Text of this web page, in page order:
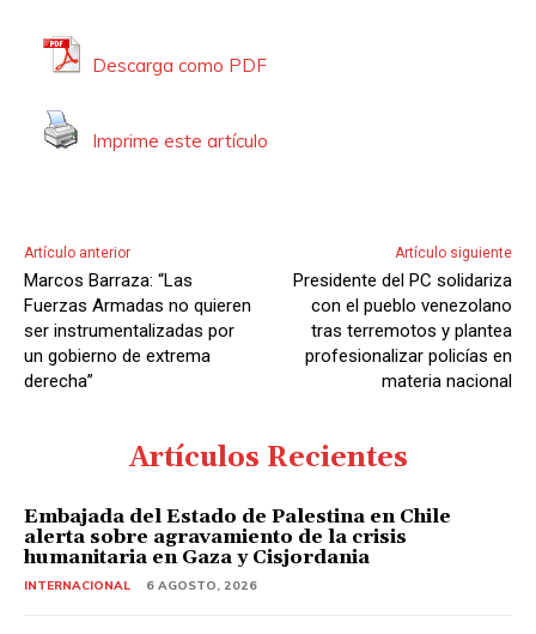
Descarga como PDF
Imprime este artículo
Artículo anterior
Marcos Barraza: “Las
Fuerzas Armadas no quieren
ser instrumentalizadas por
un gobierno de extrema
derecha”
Artículo siguiente
Presidente del PC solidariza
con el pueblo venezolano
tras terremotos y plantea
profesionalizar policías en
materia nacional
Artículos Recientes
Embajada del Estado de Palestina en Chile
alerta sobre agravamiento de la crisis
humanitaria en Gaza y Cisjordania
INTERNACIONAL 6 AGOSTO, 2026